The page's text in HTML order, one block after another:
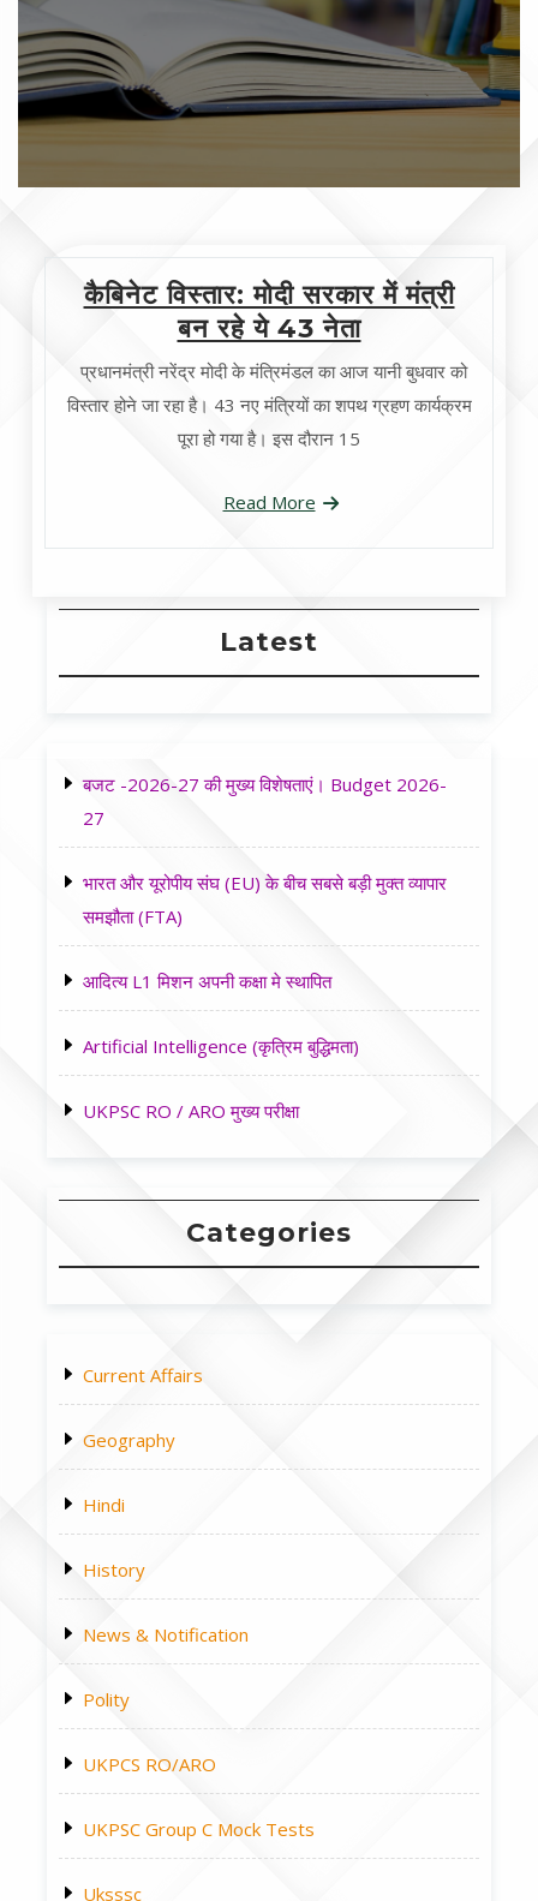
कैबिनेट विस्तार: मोदी सरकार में मंत्री
बन रहे ये 43 नेता
प्रधानमंत्री नरेंद्र मोदी के मंत्रिमंडल का आज यानी बुधवार को
विस्तार होने जा रहा है। 43 नए मंत्रियों का शपथ ग्रहण कार्यक्रम
पूरा हो गया है। इस दौरान 15
Read More
Latest
बजट -2026-27 की मुख्य विशेषताएं। Budget 2026-
27
भारत और यूरोपीय संघ (EU) के बीच सबसे बड़ी मुक्त व्यापार
समझौता (FTA)
आदित्य L1 मिशन अपनी कक्षा मे स्थापित
Artificial Intelligence (कृत्रिम बुद्धिमता)
UKPSC RO / ARO मुख्य परीक्षा
Categories
Current Affairs
Geography
Hindi
History
News & Notification
Polity
UKPCS RO/ARO
UKPSC Group C Mock Tests
Uksssc